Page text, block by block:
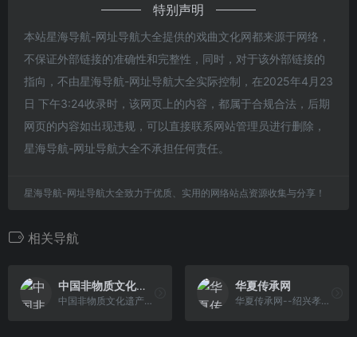
特别声明
本站星海导航-网址导航大全提供的戏曲文化网都来源于网络，
不保证外部链接的准确性和完整性，同时，对于该外部链接的
指向，不由星海导航-网址导航大全实际控制，在2025年4月23
日 下午3:24收录时，该网页上的内容，都属于合规合法，后期
网页的内容如出现违规，可以直接联系网站管理员进行删除，
星海导航-网址导航大全不承担任何责任。
星海导航-网址导航大全致力于优质、实用的网络站点资源收集与分享！
相关导航
中国非物质文化遗产网
中国非物质文化遗产网·中国非物质文化遗产数字博物馆旨在利用数字化技术和网络平台展示、传播中国和世界非物质文化遗产的专业知识，展示我国深厚丰富 的非物质文化遗产资源，提供非物质文化遗产保护工作的信息交流，凝聚非物质文化遗产保护实践的观念和理论共识，充分调动和利用全社会的学术、经济、舆论资源及社会公众的参与，以 促进中国非物质文化遗产保护工作的全面和健康开展。
华夏传承网
华夏传承网--绍兴孝慈文化发展有限公司